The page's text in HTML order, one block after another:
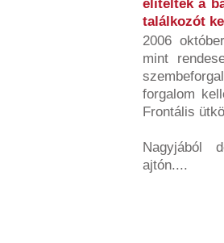
elítélték a
találkozót
2006
mint
forgalom
Frontális
Nagyjából
ajtón....